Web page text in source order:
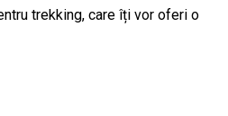
trekking, care îți vor oferi o